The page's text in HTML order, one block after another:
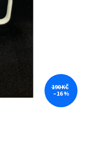
190 KČ
–16 %